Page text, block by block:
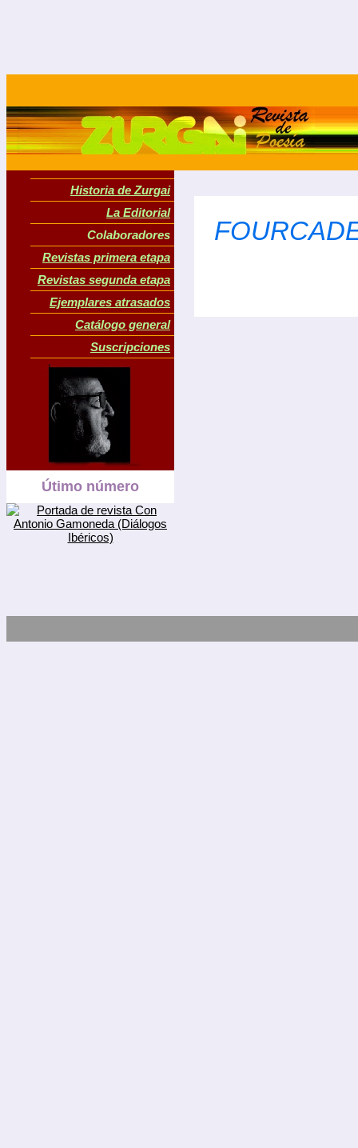
Historia de Zurgai
La Editorial
Colaboradores
Revistas primera etapa
Revistas segunda etapa
Ejemplares atrasados
Catálogo general
Suscripciones
Útimo número